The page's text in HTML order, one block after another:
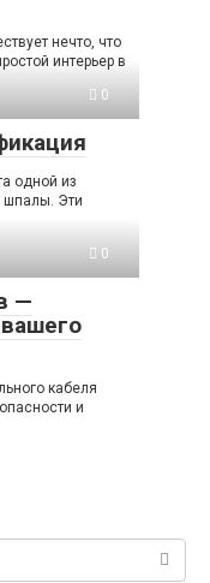
нечто, что
интерьер в
0
одной из
шпалы. Эти
0
—
кабеля
и